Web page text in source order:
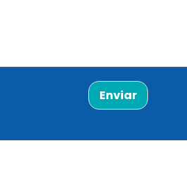
Enviar